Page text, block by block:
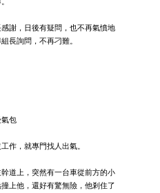
謝，日後有疑問，也不再氣憤地
長詢問，不再刁難。
氣包
作，就專門找人出氣。
道上，突然有一台車從前方的小
上他，還好有驚無險，他剎住了